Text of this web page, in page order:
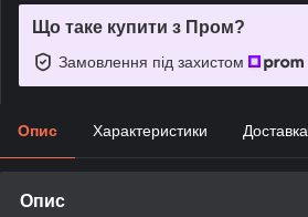
Що таке купити з Пром?
Замовлення під захистом
Опис Характеристики Доставка
Опис